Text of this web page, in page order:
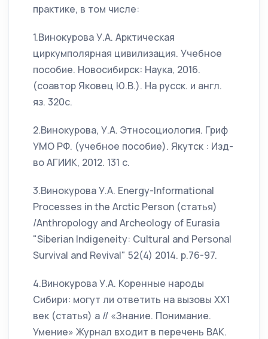
практике, в том числе:
1.Винокурова У.А. Арктическая
циркумполярная цивилизация. Учебное
пособие. Новосибирск: Наука, 2016.
(соавтор Яковец Ю.В.). На русск. и англ.
яз. 320с.
2.Винокурова, У.А. Этносоциология. Гриф
УМО РФ. (учебное пособие). Якутск : Изд-
во АГИИК, 2012. 131 с.
3.Винокурова У.А. Energy-Informational
Processes in the Arctic Person (статья)
/Anthropology and Archeology of Eurasia
"Siberian Indigeneity: Cultural and Personal
Survival and Revival" 52(4) 2014. p.76-97.
4.Винокурова У.А. Коренные народы
Сибири: могут ли ответить на вызовы ХХ1
век (статья) а // «Знание. Понимание.
Умение» Журнал входит в перечень ВАК.